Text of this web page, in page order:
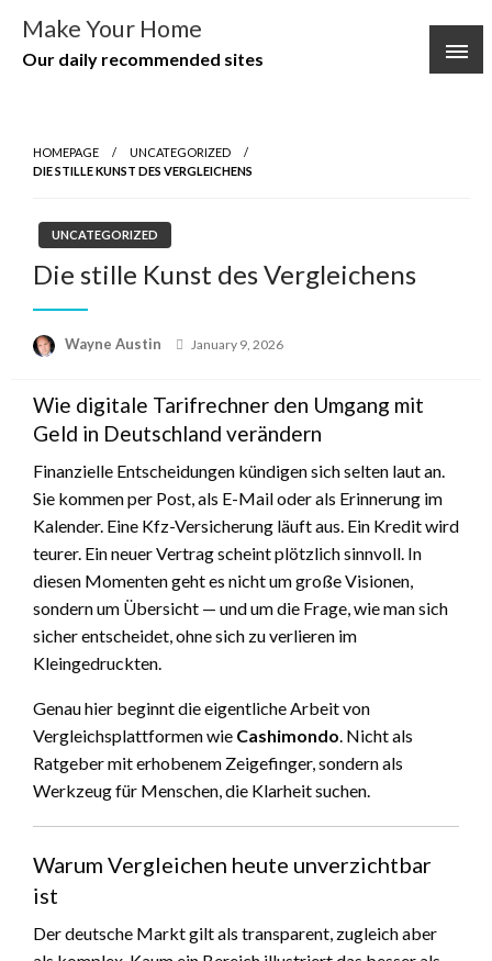
content
Make Your Home
Our daily recommended sites
HOMEPAGE
UNCATEGORIZED
DIE STILLE KUNST DES VERGLEICHENS
UNCATEGORIZED
Die stille Kunst des Vergleichens
Wayne Austin
Posted
January 9, 2026
Wie digitale Tarifrechner den Umgang mit
Geld in Deutschland verändern
Finanzielle Entscheidungen kündigen sich selten laut an.
Sie kommen per Post, als E-Mail oder als Erinnerung im
Kalender. Eine Kfz-Versicherung läuft aus. Ein Kredit wird
teurer. Ein neuer Vertrag scheint plötzlich sinnvoll. In
diesen Momenten geht es nicht um große Visionen,
sondern um Übersicht — und um die Frage, wie man sich
sicher entscheidet, ohne sich zu verlieren im
Kleingedruckten.
Genau hier beginnt die eigentliche Arbeit von
Vergleichsplattformen wie Cashimondo. Nicht als
Ratgeber mit erhobenem Zeigefinger, sondern als
Werkzeug für Menschen, die Klarheit suchen.
Warum Vergleichen heute unverzichtbar
ist
Der deutsche Markt gilt als transparent, zugleich aber